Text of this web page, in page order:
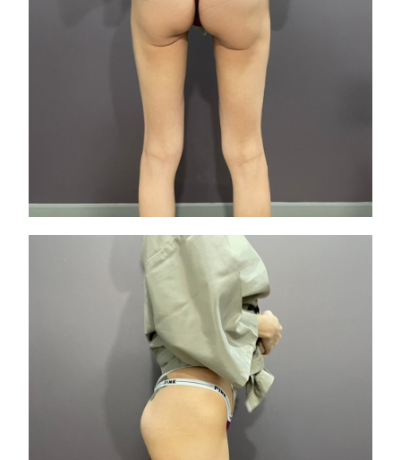
因為脂肪流失，臀部變得
很鬆